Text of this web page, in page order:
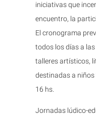
iniciativas que
encuentro, la
El cronograma
todos los días a
talleres artísticos,
destinadas a niños
16 hs.
Jornadas lúdico-